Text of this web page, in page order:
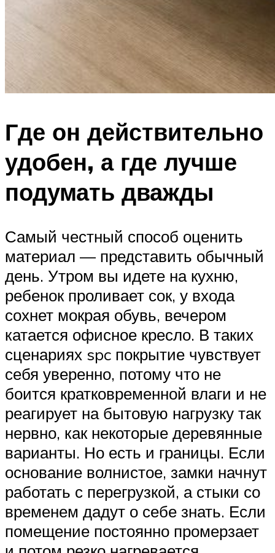
Где он действительно
удобен, а где лучше
подумать дважды
Самый честный способ оценить
материал — представить обычный
день. Утром вы идете на кухню,
ребенок проливает сок, у входа
сохнет мокрая обувь, вечером
катается офисное кресло. В таких
сценариях spc покрытие чувствует
себя уверенно, потому что не
боится кратковременной влаги и не
реагирует на бытовую нагрузку так
нервно, как некоторые деревянные
варианты. Но есть и границы. Если
основание волнистое, замки начнут
работать с перегрузкой, а стыки со
временем дадут о себе знать. Если
помещение постоянно промерзает